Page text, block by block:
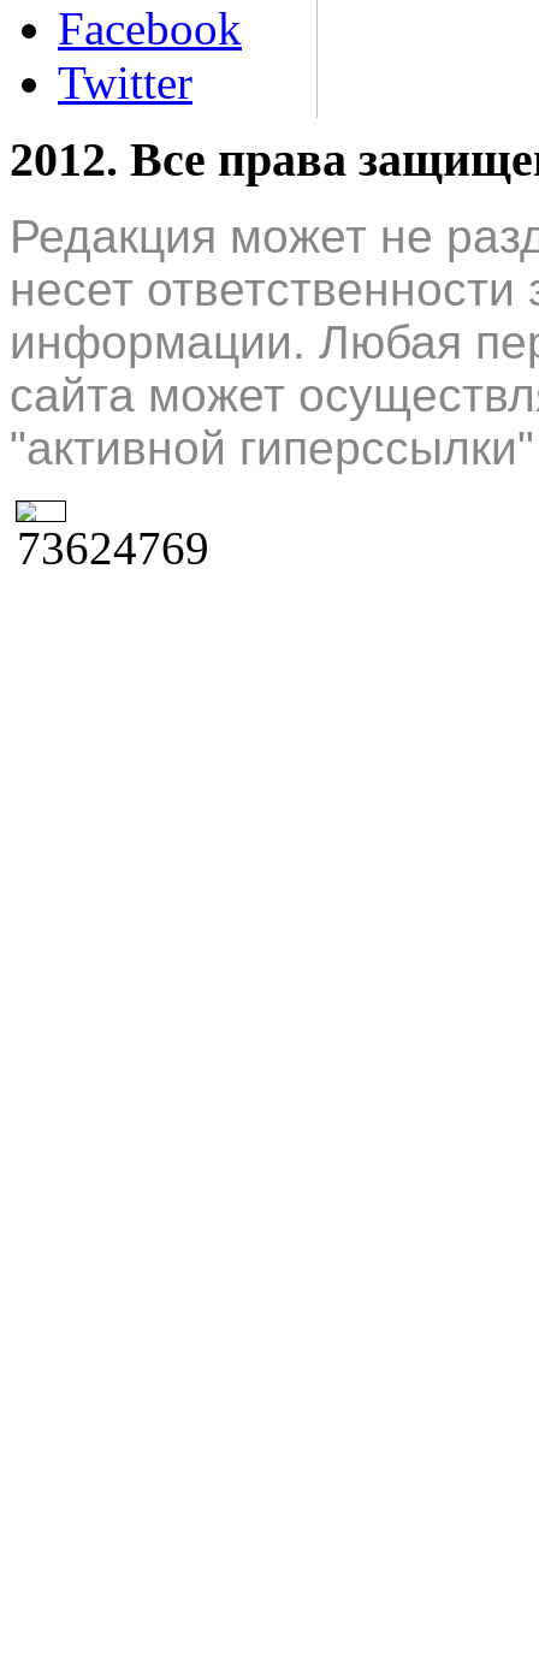
Facebook
Twitter
2012. Все права
Редакция может не
несет
информации. Любая
сайта может
"активной